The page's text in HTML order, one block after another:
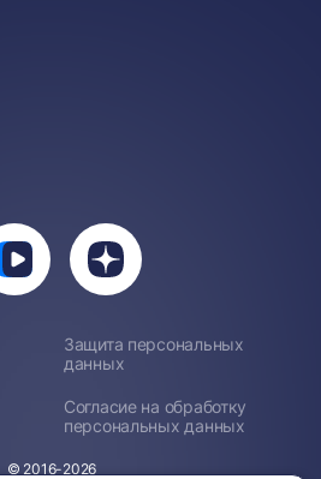
Вы
перейдете
Вы
перейдете
Дзен
Защита персональных
данных
Согласие на обработку
персональных данных
© 2016-2026